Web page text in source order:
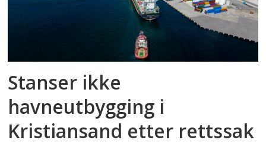
Stanser ikke
havneutbygging i
Kristiansand etter rettssak